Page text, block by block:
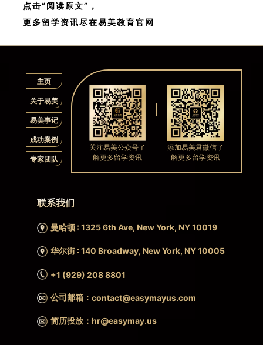
点击“阅读原文”，
更多留学资讯尽在易美教育官网
主页
关于易美
易美事记
成功案例
专家团队
联系我们
曼哈顿 : 1325 6th Ave, New York, NY 10019
华尔街 : 140 Broadway, New York, NY 10005
+1 (929) 208 8801
公司邮箱：contact@easymayus.com
简历投放：hr@easymay.us
关注易美公众号了
解更多留学资讯
添加易美君微信了
解更多留学资讯